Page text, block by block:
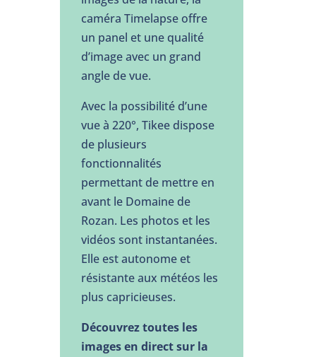
caméra Timelapse offre
un panel et une qualité
d’image avec un grand
angle de vue.
Avec la possibilité d’une
vue à 220°, Tikee dispose
de plusieurs
fonctionnalités
permettant de mettre en
avant le Domaine de
Rozan. Les photos et les
vidéos sont instantanées.
Elle est autonome et
résistante aux météos les
plus capricieuses.
Découvrez toutes les
images en direct sur la